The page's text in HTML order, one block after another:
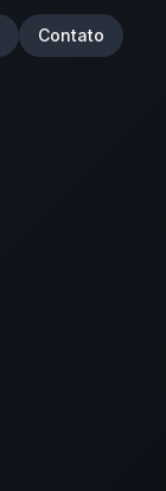
Contato